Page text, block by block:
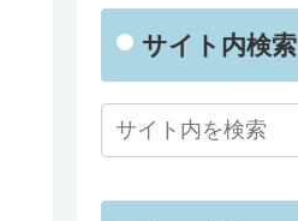
サイト内検索